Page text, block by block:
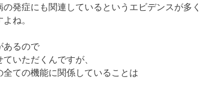
発症にも関連しているというエビデンスが多
ね。
あるので
いただくんですが、
ての機能に関係していることは